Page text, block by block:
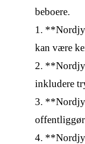
beboere.
1.
kan være
2.
inkludere
3.
4.